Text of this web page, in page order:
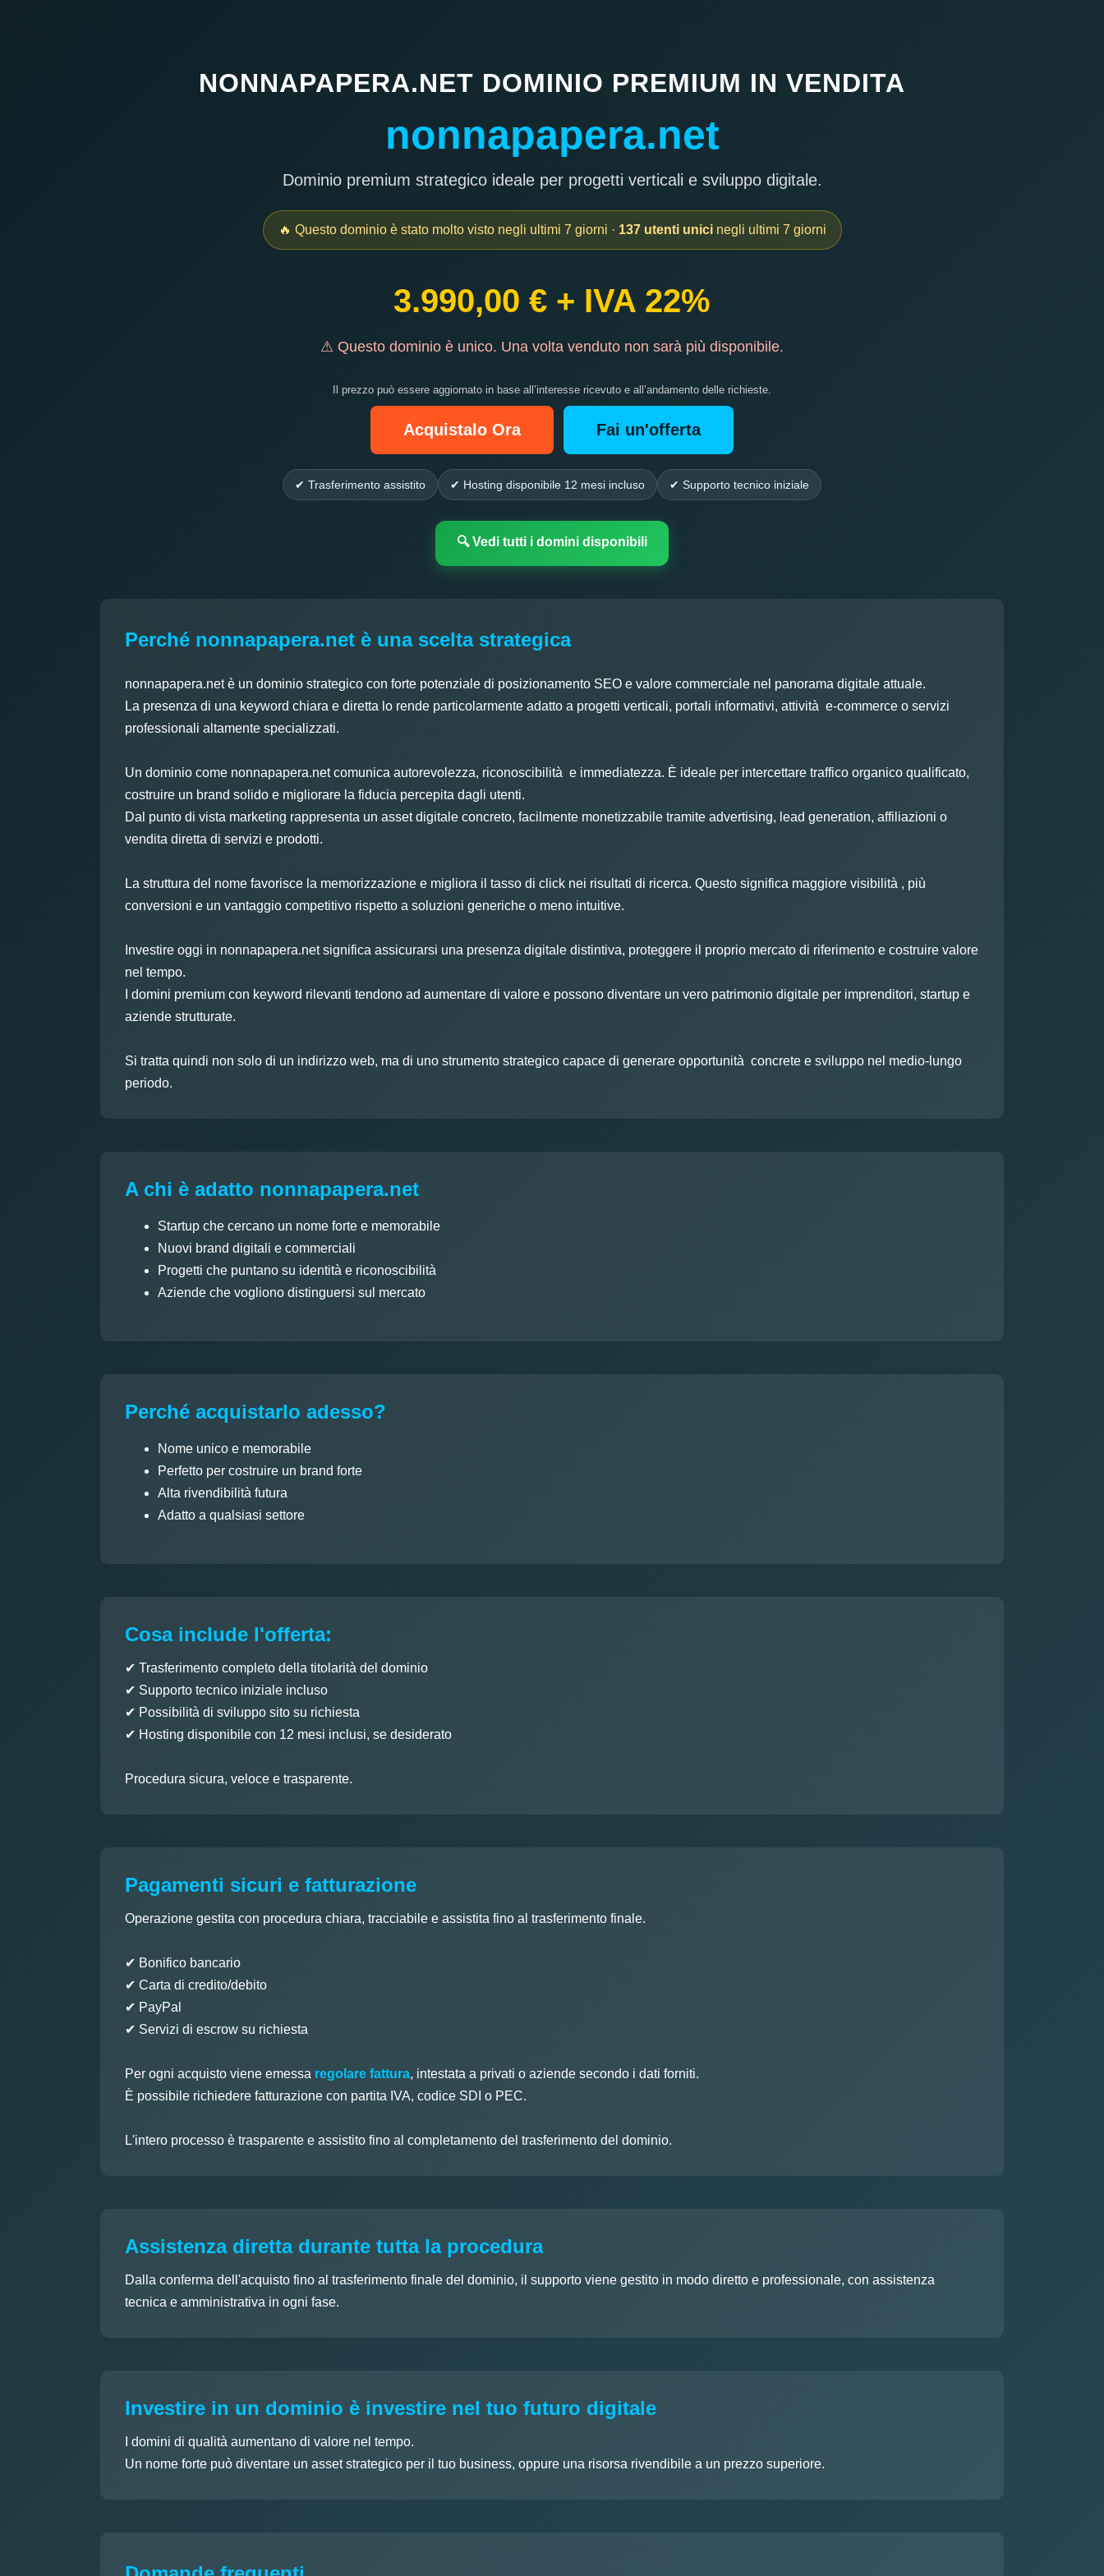
NONNAPAPERA.NET DOMINIO PREMIUM IN VENDITA
nonnapapera.net
Dominio premium strategico ideale per progetti verticali e sviluppo digitale.
🔥 Questo dominio è stato molto visto negli ultimi 7 giorni · 137 utenti unicinegli ultimi 7 giorni
3.990,00 € + IVA 22%
⚠ Questo dominio è unico. Una volta venduto non sarà più disponibile.
Il prezzo può essere aggiornato in base all’interesse ricevuto e all’andamento delle richieste.
Acquistalo Ora Fai un'offerta
✔ Trasferimento assistito ✔ Hosting disponibile 12 mesi incluso ✔ Supporto tecnico iniziale
🔍 Vedi tutti i domini disponibili
Perché nonnapapera.net è una scelta strategica
nonnapapera.net è un dominio strategico con forte potenziale di posizionamento SEO e valore commerciale nel panorama digitale attuale.
La presenza di una keyword chiara e diretta lo rende particolarmente adatto a progetti verticali, portali informativi, attività e-commerce o servizi
professionali altamente specializzati.
Un dominio come nonnapapera.net comunica autorevolezza, riconoscibilità e immediatezza. È ideale per intercettare traffico organico qualificato,
costruire un brand solido e migliorare la fiducia percepita dagli utenti.
Dal punto di vista marketing rappresenta un asset digitale concreto, facilmente monetizzabile tramite advertising, lead generation, affiliazioni o
vendita diretta di servizi e prodotti.
La struttura del nome favorisce la memorizzazione e migliora il tasso di click nei risultati di ricerca. Questo significa maggiore visibilità , più
conversioni e un vantaggio competitivo rispetto a soluzioni generiche o meno intuitive.
Investire oggi in nonnapapera.net significa assicurarsi una presenza digitale distintiva, proteggere il proprio mercato di riferimento e costruire valore
nel tempo.
I domini premium con keyword rilevanti tendono ad aumentare di valore e possono diventare un vero patrimonio digitale per imprenditori, startup e
aziende strutturate.
Si tratta quindi non solo di un indirizzo web, ma di uno strumento strategico capace di generare opportunità concrete e sviluppo nel medio-lungo
periodo.
A chi è adatto nonnapapera.net
Startup che cercano un nome forte e memorabile
Nuovi brand digitali e commerciali
Progetti che puntano su identità e riconoscibilità
Aziende che vogliono distinguersi sul mercato
Perché acquistarlo adesso?
Nome unico e memorabile
Perfetto per costruire un brand forte
Alta rivendibilità futura
Adatto a qualsiasi settore
Cosa include l'offerta:
✔ Trasferimento completo della titolarità del dominio
✔ Supporto tecnico iniziale incluso
✔ Possibilità di sviluppo sito su richiesta
✔ Hosting disponibile con 12 mesi inclusi, se desiderato
Procedura sicura, veloce e trasparente.
Pagamenti sicuri e fatturazione
Operazione gestita con procedura chiara, tracciabile e assistita fino al trasferimento finale.
✔ Bonifico bancario
✔ Carta di credito/debito
✔ PayPal
✔ Servizi di escrow su richiesta
Per ogni acquisto viene emessa regolare fattura, intestata a privati o aziende secondo i dati forniti.
È possibile richiedere fatturazione con partita IVA, codice SDI o PEC.
L'intero processo è trasparente e assistito fino al completamento del trasferimento del dominio.
Assistenza diretta durante tutta la procedura
Dalla conferma dell'acquisto fino al trasferimento finale del dominio, il supporto viene gestito in modo diretto e professionale, con assistenza
tecnica e amministrativa in ogni fase.
Investire in un dominio è investire nel tuo futuro digitale
I domini di qualità aumentano di valore nel tempo.
Un nome forte può diventare un asset strategico per il tuo business, oppure una risorsa rivendibile a un prezzo superiore.